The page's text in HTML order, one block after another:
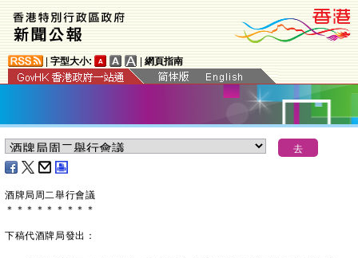
字型大小: 網頁指南
酒牌局周二舉行會議
＊ ＊ ＊ ＊ ＊ ＊ ＊ ＊ ＊
下稿代酒牌局發出：